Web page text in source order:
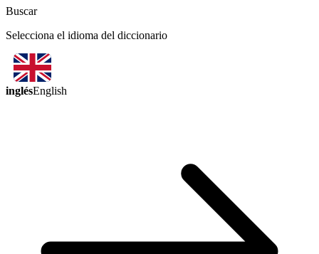
Buscar
Selecciona el idioma del diccionario
inglésEnglish